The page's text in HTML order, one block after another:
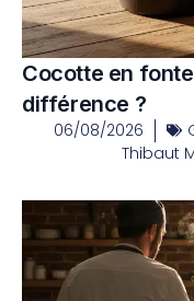
Cocotte en
différence ?
06/08/2026
Thibaut